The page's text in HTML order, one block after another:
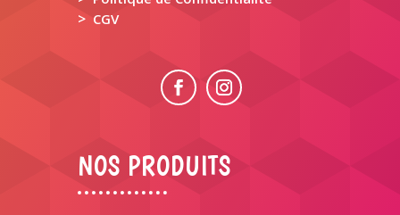
> CGV
NOS PRODUITS